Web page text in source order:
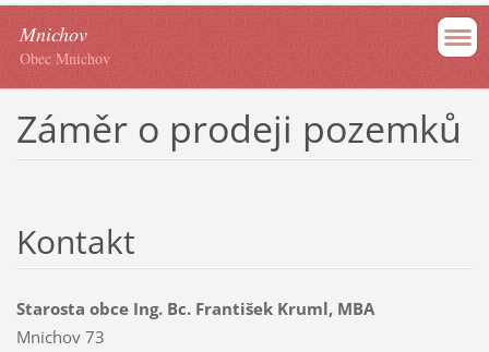
Mnichov
Obec Mnichov
Záměr o prodeji pozemků
Kontakt
Starosta obce Ing. Bc. František Kruml, MBA
Mnichov 73